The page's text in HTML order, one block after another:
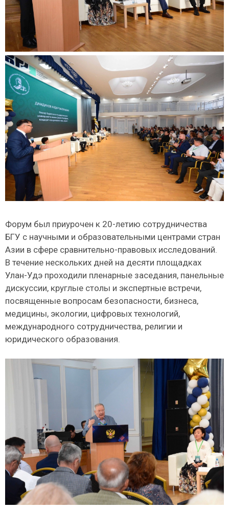
Форум был приурочен к 20-летию сотрудничества
БГУ с научными и образовательными центрами стран
Азии в сфере сравнительно-правовых исследований.
В течение нескольких дней на десяти площадках
Улан-Удэ проходили пленарные заседания, панельные
дискуссии, круглые столы и экспертные встречи,
посвященные вопросам безопасности, бизнеса,
медицины, экологии, цифровых технологий,
международного сотрудничества, религии и
юридического образования.